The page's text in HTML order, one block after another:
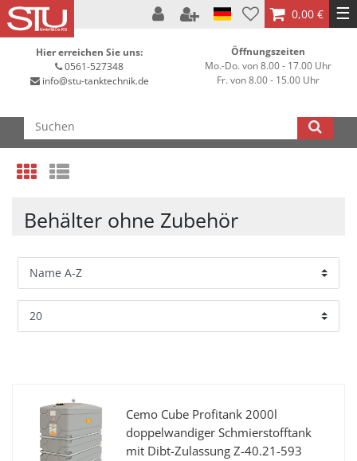
0,00 € ☰
Hier erreichen Sie uns:
0561-527348
info@stu-tanktechnik.de
Öffnungszeiten
Mo.-Do. von 8.00 - 17.00 Uhr
Fr. von 8.00 - 15.00 Uhr
Behälter ohne Zubehör
Cemo Cube Profitank 2000l
doppelwandiger Schmierstofftank
mit Dibt-Zulassung Z-40.21-593